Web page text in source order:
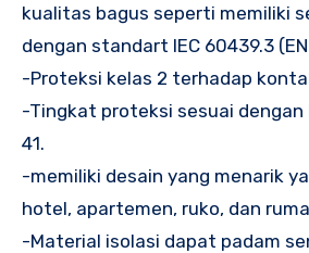
kualitas bagus seperti memiliki
dengan standart IEC 60439.3
-Proteksi kelas 2 terhadap
-Tingkat proteksi sesuai dengan
41.
-memiliki desain yang menarik
hotel, apartemen, ruko, dan
-Material isolasi dapat padam